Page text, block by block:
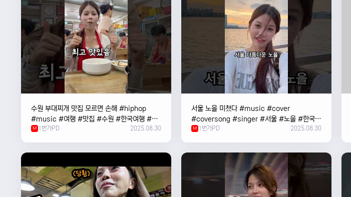
수원 부대찌개 맛집 모르면 손해 #hiphop
#music #여행 #맛집 #수원 #한국여행 #베
트남여자 #혼자여행
M 1번가PD 2025.08.30
서울 노을 미쳤다 #music #cover
#coversong #singer #서울 #노을 #한국
#한강
M 1번가PD 2025.08.30